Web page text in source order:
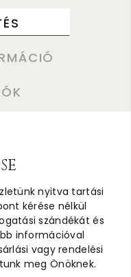
nyitva tartási
kérése nélkül
szándékát és
információval
vagy rendelési
meg Önöknek.